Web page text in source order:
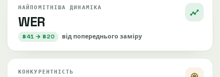
НАЙПОМІТНІША ДИНАМІКА
WER
#41 → #20 від попереднього заміру
КОНКУРЕНТНІСТЬ